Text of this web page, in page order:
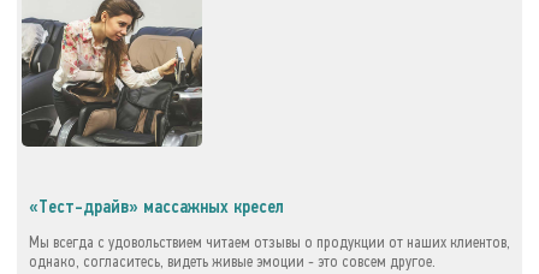
«Тест-драйв» массажных кресел
Мы всегда с удовольствием читаем отзывы о продукции от наших клиентов,
однако, согласитесь, видеть живые эмоции - это совсем другое.